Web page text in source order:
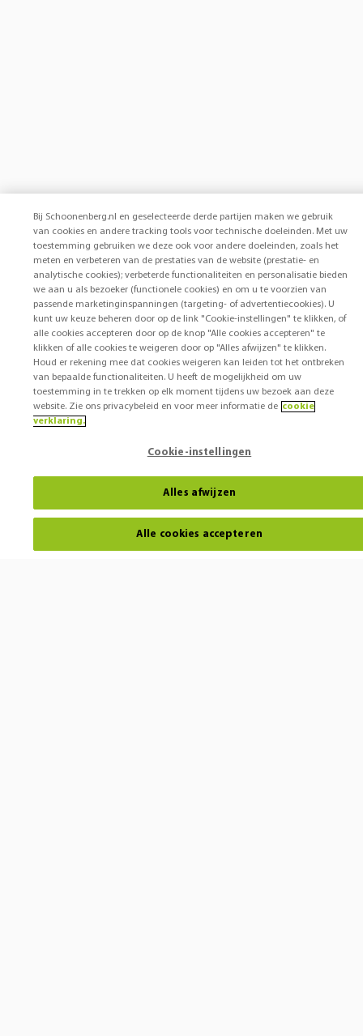
Bij Schoonenberg.nl en geselecteerde derde partijen maken we gebruik
van cookies en andere tracking tools voor technische doeleinden. Met uw
toestemming gebruiken we deze ook voor andere doeleinden, zoals het
meten en verbeteren van de prestaties van de website (prestatie- en
analytische cookies); verbeterde functionaliteiten en personalisatie bieden
we aan u als bezoeker (functionele cookies) en om u te voorzien van
passende marketinginspanningen (targeting- of advertentiecookies). U
kunt uw keuze beheren door op de link "Cookie-instellingen" te klikken, of
alle cookies accepteren door op de knop "Alle cookies accepteren" te
klikken of alle cookies te weigeren door op "Alles afwijzen" te klikken.
Houd er rekening mee dat cookies weigeren kan leiden tot het ontbreken
van bepaalde functionaliteiten. U heeft de mogelijkheid om uw
toestemming in te trekken op elk moment tijdens uw bezoek aan deze
website. Zie ons privacybeleid en voor meer informatie de cookie
verklaring.
Cookie-instellingen
Alles afwijzen
Alle cookies accepteren